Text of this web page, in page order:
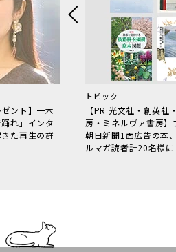
ント】一木
れ」インタ
た再生の群
トピック
【PR 光文社・創英社
房・ミネルヴァ書房】
朝日新聞1面広告の本
ルマガ読者計20名様に